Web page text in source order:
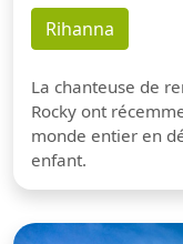
Rihanna
La chanteuse de
Rocky ont
monde entier en
enfant.